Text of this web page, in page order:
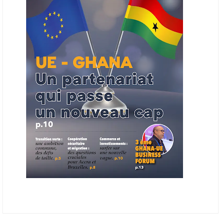
finale de développement et devrait aboutir, d’ici fin 2026 ou début
2027, à un bulletin africain des appels d’offres dans le secteur de
l’énergie.
06/06/26 AFRICA FINANCE CORPORATION
Cette semaine, Africa Finance Corporation (AFC) a annoncé avoir
bouclé un prêt syndiqué de 2 milliards de dollars, la plus importante
levée de son histoire. Initialement calibrée à 1,6 milliard, l'opération a
été relevée de 400 millions face à l'afflux des souscriptions de
banques internationales. Plus du tiers des fonds proviennent
d'institutions financières asiatiques, à parts égales avec l'Europe.
L'Asie-Pacifique et l'Europe pèsent chacune 35 % du tour de table,
devant le Moyen-Orient (25 %) et l'Afrique (5 %), selon le communiqué
de l'institution panafricaine, qui compte 48 pays membres.
ECHANGES AFRIQUE - UE